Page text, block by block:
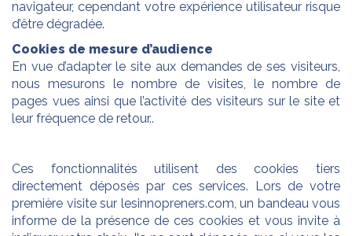
navigateur, cependant votre expérience utilisateur risque
d’être dégradée.
Cookies de mesure d’audience
En vue d’adapter le site aux demandes de ses visiteurs,
nous mesurons le nombre de visites, le nombre de
pages vues ainsi que l’activité des visiteurs sur le site et
leur fréquence de retour..
Ces fonctionnalités utilisent des cookies tiers
directement déposés par ces services. Lors de votre
première visite sur lesinnopreners.com, un bandeau vous
informe de la présence de ces cookies et vous invite à